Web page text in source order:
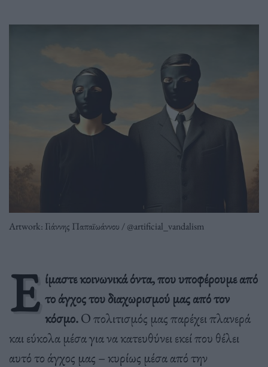
Artwork: Γιάννης Παπαϊωάννου / @artificial_vandalism
Ε ίμαστε κοινωνικά όντα, που υποφέρουμε από
το άγχος του διαχωρισμού μας από τον
κόσμο.Ο πολιτισμός μας παρέχει πλανερά
και εύκολα μέσα για να κατευθύνει εκεί που θέλει
αυτό το άγχος μας – κυρίως μέσα από την